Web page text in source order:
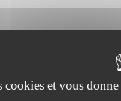
cookies et vous